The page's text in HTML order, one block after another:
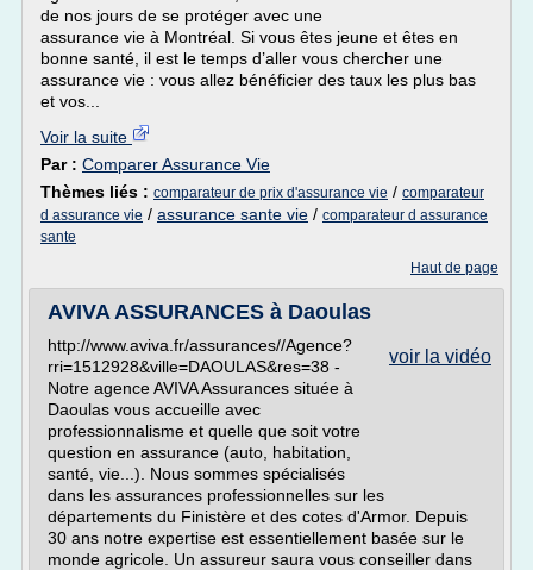
de nos jours de se protéger avec une
assurance vie à Montréal. Si vous êtes jeune et êtes en
bonne santé, il est le temps d’aller vous chercher une
assurance vie : vous allez bénéficier des taux les plus bas
et vos...
Voir la suite
Par : Comparer Assurance Vie
Thèmes liés : comparateur de prix d'assurance vie / comparateur
d assurance vie / assurance sante vie / comparateur d assurance
sante
Haut de page
AVIVA ASSURANCES à Daoulas
voir la vidéo
http://www.aviva.fr/assurances//Agence?
rri=1512928&ville=DAOULAS&res=38 -
Notre agence AVIVA Assurances située à
Daoulas vous accueille avec
professionnalisme et quelle que soit votre
question en assurance (auto, habitation,
santé, vie...). Nous sommes spécialisés
dans les assurances professionnelles sur les
départements du Finistère et des cotes d'Armor. Depuis
30 ans notre expertise est essentiellement basée sur le
monde agricole. Un assureur saura vous conseiller dans